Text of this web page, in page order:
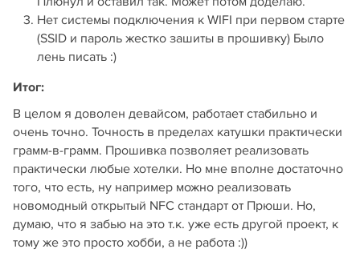
Нет системы подключения к WIFI при первом старте
(SSID и пароль жестко зашиты в прошивку) Было
лень писать :)
Итог:
В целом я доволен девайсом, работает стабильно и
очень точно. Точность в пределах катушки практически
грамм-в-грамм. Прошивка позволяет реализовать
практически любые хотелки. Но мне вполне достаточно
того, что есть, ну например можно реализовать
новомодный открытый NFC стандарт от Прюши. Но,
думаю, что я забью на это т.к. уже есть другой проект, к
тому же это просто хобби, а не работа :))